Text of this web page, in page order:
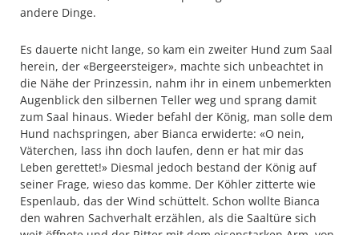
andere Dinge.
Es dauerte nicht lange, so kam ein zweiter Hund zum Saal
herein, der «Bergeersteiger», machte sich unbeachtet in
die Nähe der Prinzessin, nahm ihr in einem unbemerkten
Augenblick den silbernen Teller weg und sprang damit
zum Saal hinaus. Wieder befahl der König, man solle dem
Hund nachspringen, aber Bianca erwiderte: «O nein,
Väterchen, lass ihn doch laufen, denn er hat mir das
Leben gerettet!» Diesmal jedoch bestand der König auf
seiner Frage, wieso das komme. Der Köhler zitterte wie
Espenlaub, das der Wind schüttelt. Schon wollte Bianca
den wahren Sachverhalt erzählen, als die Saaltüre sich